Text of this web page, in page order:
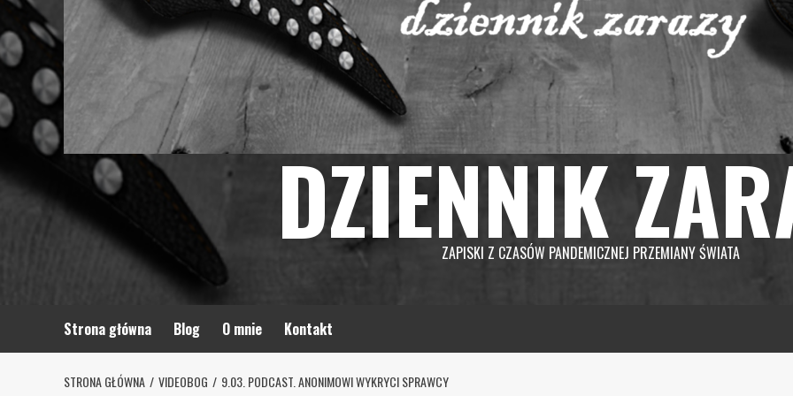
DZIENNIK
ZAPISKI Z CZASÓW PANDEMICZNEJ PRZEMIANY ŚWIATA
Strona główna Blog O mnie Kontakt
STRONA GŁÓWNA VIDEOBOG 9.03. PODCAST. ANONIMOWI WYKRYCI SPRAWCY